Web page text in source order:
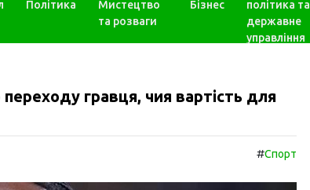
Політика
Мистецтво
та розваги
Бізнес
політика та
державне
управління
гравця, чия вартість для
#Спорт